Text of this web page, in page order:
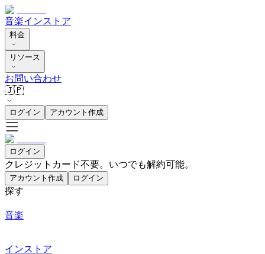
音楽インストア
料金
リソース
お問い合わせ
🇯🇵
ログイン アカウント作成
ログイン
クレジットカード不要。いつでも解約可能。
アカウント作成 ログイン
探す
音楽
インストア